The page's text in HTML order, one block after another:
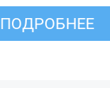
ПОДРОБНЕЕ